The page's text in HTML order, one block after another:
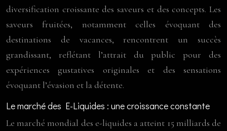
diversification croissante des saveurs et des concepts. Les
saveurs fruitées, notamment celles évoquant des
destinations de vacances, rencontrent un succès
grandissant, reflétant l’attrait du public pour des
expériences gustatives originales et des sensations
évoquant l’évasion et la détente.
Le marché des E-Liquides : une croissance constante
Le marché mondial des e-liquides a atteint 15 milliards de